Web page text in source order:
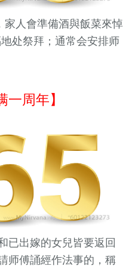
人會準備酒與飯菜來悼
处祭拜；通常会安排师
一周年】
已出嫁的女兒皆要返回
师傅誦經作法事的，稱